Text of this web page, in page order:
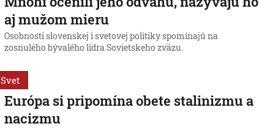
aj mužom mieru
Osobnosti slovenskej i svetovej politiky spomínajú na
zosnulého bývalého lídra Sovietskeho zväzu.
Svet
Európa si pripomína obete stalinizmu a
nacizmu